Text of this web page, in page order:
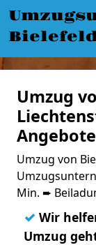
Umzug
Angebote
Umzug von
Min. ➨
✓ Wir
Umzug